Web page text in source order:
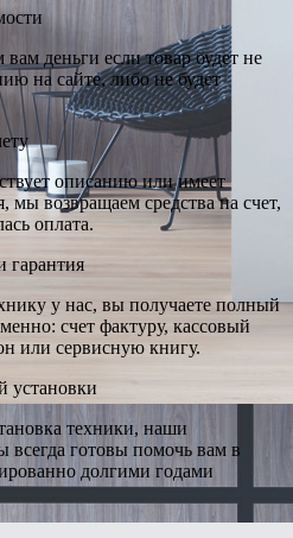
деньги если товар будет не
на сайте, либо не будет
описанию или имеет
мы возвращаем средства на счет,
оплата.
гарантия
у нас, вы получаете полный
счет фактуру, кассовый
или сервисную книгу.
установки
техники, наши
всегда готовы помочь вам в
долгими годами